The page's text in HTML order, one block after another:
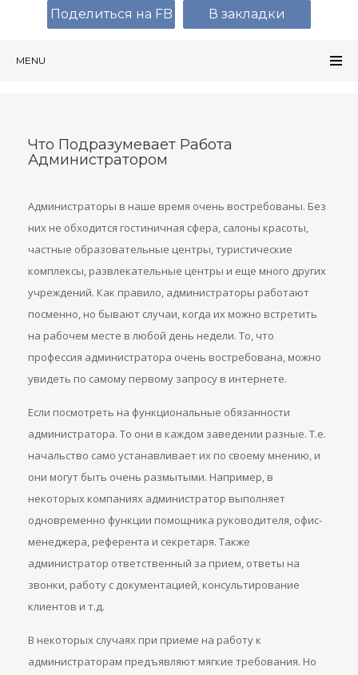
MENU
Что Подразумевает Работа
Администратором
Администраторы в наше время очень востребованы. Без
них не обходится гостиничная сфера, салоны красоты,
частные образовательные центры, туристические
комплексы, развлекательные центры и еще много других
учреждений. Как правило, администраторы работают
посменно, но бывают случаи, когда их можно встретить
на рабочем месте в любой день недели. То, что
профессия администратора очень востребована, можно
увидеть по самому первому запросу в интернете.
Если посмотреть на функциональные обязанности
администратора. То они в каждом заведении разные. Т.е.
начальство само устанавливает их по своему мнению, и
они могут быть очень размытыми. Например, в
некоторых компаниях администратор выполняет
одновременно функции помощника руководителя, офис-
менеджера, референта и секретаря. Также
администратор ответственный за прием, ответы на
звонки, работу с документацией, консультирование
клиентов и т.д.
В некоторых случаях при приеме на работу к
администраторам предъявляют мягкие требования. Но
Поделиться на FB В закладки